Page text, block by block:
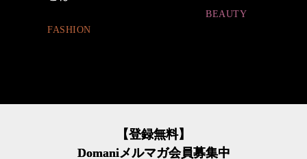
【登録無料】
Domaniメルマガ会員募集中